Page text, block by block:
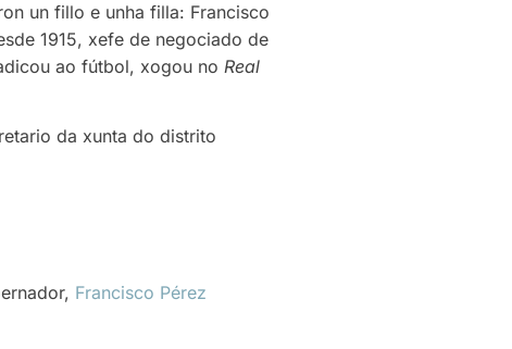
un fillo e unha filla: Francisco
1915, xefe de negociado de
ao fútbol, xogou no Real
da xunta do distrito
Francisco Pérez